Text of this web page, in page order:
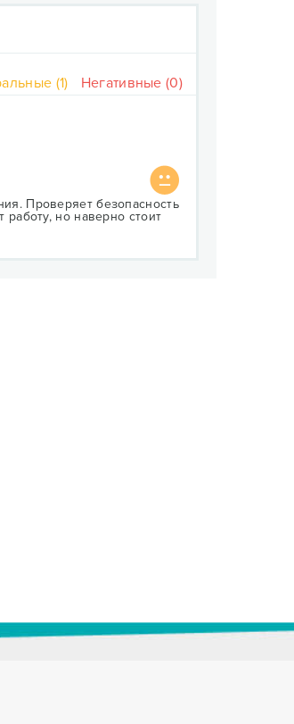
(1) Негативные (0)
Проверяет безопасность
но наверно стоит